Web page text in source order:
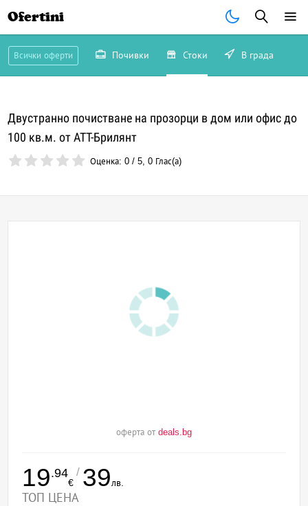
Ofertini
Всички оферти Почивки Стоки В града
Двустранно почистване на прозорци в дом или офис до
100 кв.м. от АТТ-Брилянт
Оценка:0 /5,0 Глас(а)
оферта от deals.bg
19.94
€
/ 39лв.
ТОП ЦЕНА